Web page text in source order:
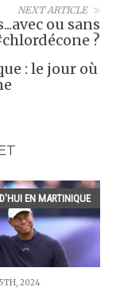
NEXT ARTICLE
ou sans
?
: le jour où
EN MARTINIQUE
5TH, 2024